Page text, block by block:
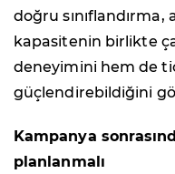
doğru
kapasitenin birlikte
deneyimini hem de
güçlendirebildiğini
Kampanya
planlanmalı